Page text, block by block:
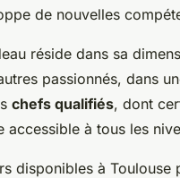
de nouvelles
réside dans sa
passionnés, dans
chefs qualifiés, dont
accessible à tous les
disponibles à